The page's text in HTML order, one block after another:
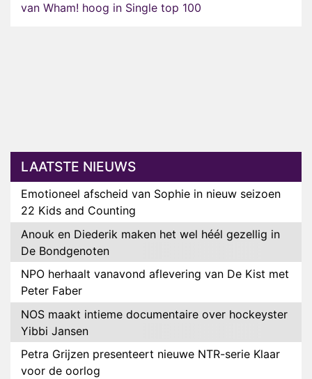
van Wham! hoog in Single top 100
LAATSTE NIEUWS
Emotioneel afscheid van Sophie in nieuw seizoen
22 Kids and Counting
Anouk en Diederik maken het wel héél gezellig in
De Bondgenoten
NPO herhaalt vanavond aflevering van De Kist met
Peter Faber
NOS maakt intieme documentaire over hockeyster
Yibbi Jansen
Petra Grijzen presenteert nieuwe NTR-serie Klaar
voor de oorlog